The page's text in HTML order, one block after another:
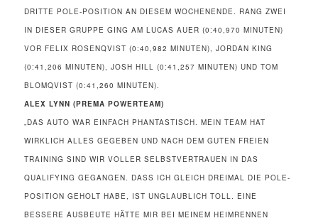
ITTE POLE-POSITION AN DIESEM WOCHENENDE. RANG ZWEI IN
DIESER GRUPPE GING AM LUCAS AUER (0:40,970 MINUTEN) VO
R FELIX ROSENQVIST (0:40,982 MINUTEN), JORDAN KING (0
:41,206 MINUTEN), JOSH HILL (0:41,257 MINUTEN) UND TOM BL
OMQVIST (0:41,260 MINUTEN).
ALEX LYNN (PREMA POWERTEAM)
„DAS AUTO WAR EINFACH PHANTASTISCH. MEIN TEAM HAT
WIRKLICH ALLES GEGEBEN UND NACH DEM GUTEN FREIEN
TRAINING SIND WIR VOLLER SELBSTVERTRAUEN IN DAS
QUALIFYING GEGANGEN. DASS ICH GLEICH DREIMAL DIE POLE-
POSITION GEHOLT HABE, IST UNGLAUBLICH TOLL. EINE
BESSERE AUSBEUTE HÄTTE MIR BEI MEINEM HEIMRENNEN